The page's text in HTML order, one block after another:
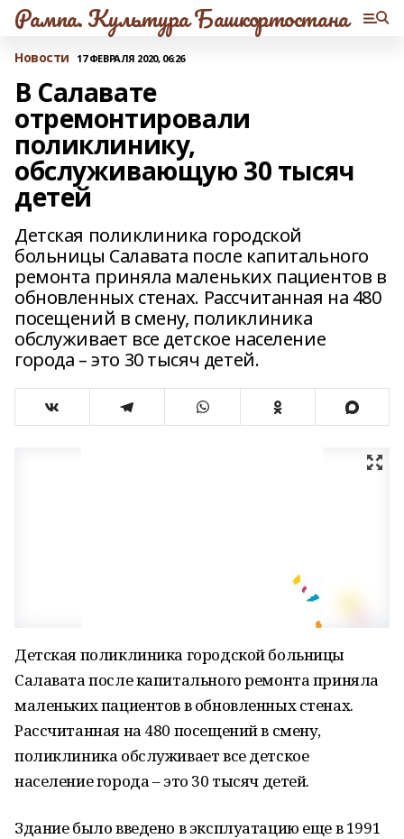
Рампа. Культура Башкортостана
Новости 17 ФЕВРАЛЯ 2020, 06:26
В Салавате
отремонтировали
поликлинику,
обслуживающую 30 тысяч
детей
Детская поликлиника городской
больницы Салавата после капитального
ремонта приняла маленьких пациентов в
обновленных стенах. Рассчитанная на 480
посещений в смену, поликлиника
обслуживает все детское население
города – это 30 тысяч детей.
Детская поликлиника городской больницы
Салавата после капитального ремонта приняла
маленьких пациентов в обновленных стенах.
Рассчитанная на 480 посещений в смену,
поликлиника обслуживает все детское
население города – это 30 тысяч детей.
Здание было введено в эксплуатацию еще в 1991